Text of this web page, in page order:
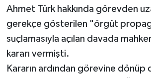
Ahmet Türk hakkında görevden
gerekçe gösterilen "örgüt
suçlamasıyla açılan davada
kararı vermişti.
Kararın ardından görevine